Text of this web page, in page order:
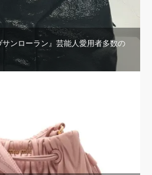
ンローラン』芸能人愛用者多数の